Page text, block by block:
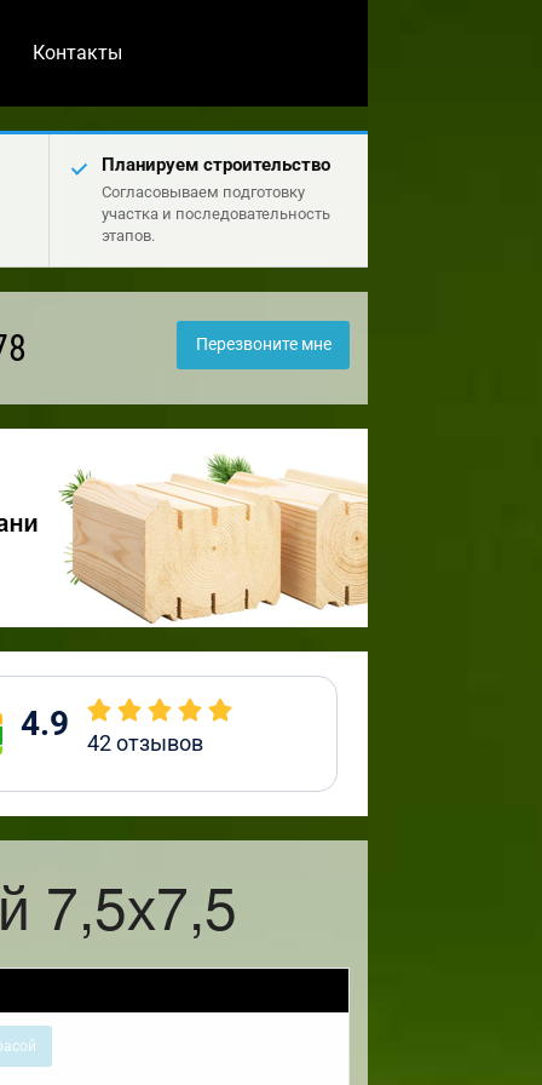
Контакты
Планируем строительство
Согласовываем подготовку
участка и последовательность
этапов.
Перезвоните мне
4.9 42отзывов
7,5х7,5